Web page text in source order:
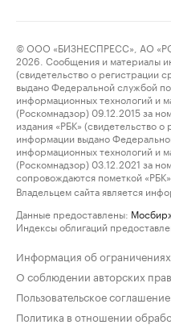
© ООО «БИЗНЕСПРЕСС», АО
2026. Сообщения и материалы
(свидетельство о регистрации
выдано Федеральной службой
информационных технологий и
(Роскомнадзор) 09.12.2015 за
издания «РБК» (свидетельство
информации выдано
информационных технологий и
(Роскомнадзор) 03.12.2021 за
сопровождаются пометкой «РБК».
Владельцем сайта является
Данные предоставлены:
Индексы облигаций
Информация об ограничениях
О соблюдении авторских прав
Пользовательское соглашение
Политика в отношении